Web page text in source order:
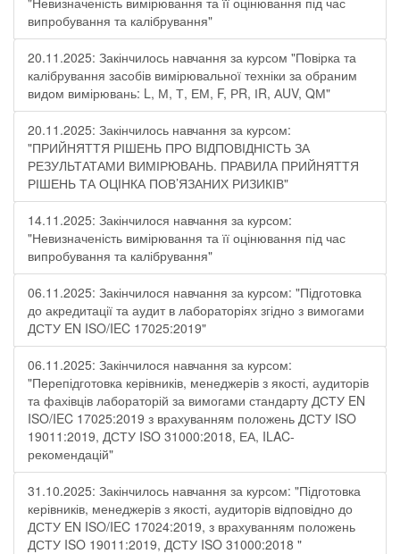
випробування та калібрування"
20.11.2025: Закінчилось навчання за курсом "Повірка та
калібрування засобів вимірювальної техніки за обраним
видом вимірювань: L, М, Т, ЕМ, F, РR, ІR, АUV, QМ"
20.11.2025: Закінчилось навчання за курсом:
"ПРИЙНЯТТЯ РІШЕНЬ ПРО ВІДПОВІДНІСТЬ ЗА
РЕЗУЛЬТАТАМИ ВИМІРЮВАНЬ. ПРАВИЛА ПРИЙНЯТТЯ
РІШЕНЬ ТА ОЦІНКА ПОВ’ЯЗАНИХ РИЗИКІВ"
14.11.2025: Закінчилося навчання за курсом:
"Невизначеність вимірювання та її оцінювання під час
випробування та калібрування"
06.11.2025: Закінчилося навчання за курсом: "Підготовка
до акредитації та аудит в лабораторіях згідно з вимогами
ДСТУ EN ISO/IEC 17025:2019"
06.11.2025: Закінчилося навчання за курсом:
"Перепідготовка керівників, менеджерів з якості, аудиторів
та фахівців лабораторій за вимогами стандарту ДСТУ EN
ISO/IEC 17025:2019 з врахуванням положень ДСТУ ISO
19011:2019, ДСТУ ISO 31000:2018, ЕА, ILAC-
рекомендацій"
31.10.2025: Закінчилось навчання за курсом: "Підготовка
керівників, менеджерів з якості, аудиторів відповідно до
ДСТУ EN ISO/IEC 17024:2019, з врахуванням положень
ДСТУ ISO 19011:2019, ДСТУ ISO 31000:2018 "